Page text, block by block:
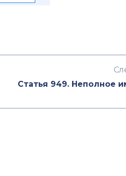
Статья 949. Неполное